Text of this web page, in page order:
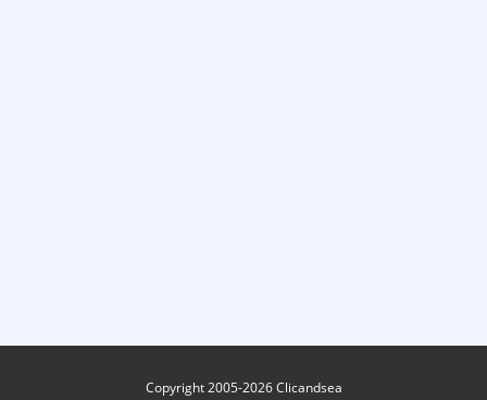
Copyright 2005-2026 Clicandsea